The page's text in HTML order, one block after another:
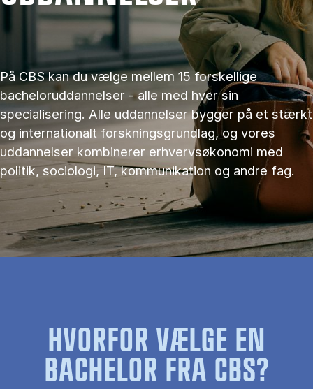
På CBS kan du vælge mellem 15 forskellige
bacheloruddannelser - alle med hver sin
specialisering. Alle uddannelser bygger på et stærkt
og internationalt forskningsgrundlag, og vores
uddannelser kombinerer erhvervsøkonomi med
politik, sociologi, IT, kommunikation og andre fag.
HVORFOR VÆLGE EN
BACHELOR FRA CBS?